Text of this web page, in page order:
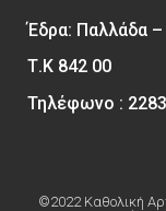
Έδρα: Παλλάδα
Τ.Κ 842 00
Τηλέφωνο :
©2022 Καθολική